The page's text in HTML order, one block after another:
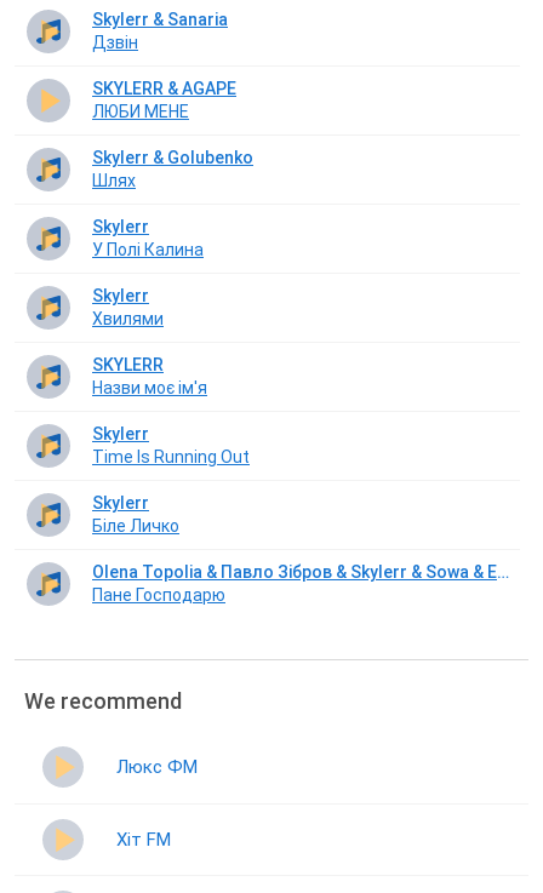
Skylerr & Sanaria
Дзвін
SKYLERR & AGAPE
ЛЮБИ МЕНЕ
Skylerr & Golubenko
Шлях
Skylerr
У Полі Калина
Skylerr
Хвилями
SKYLERR
Назви моє ім'я
Skylerr
Time Is Running Out
Skylerr
Біле Личко
Olena Topolia & Павло Зібров & Skylerr & Sowa & Enleo
Пане Господарю
We recommend
Люкс ФМ
Хіт FM